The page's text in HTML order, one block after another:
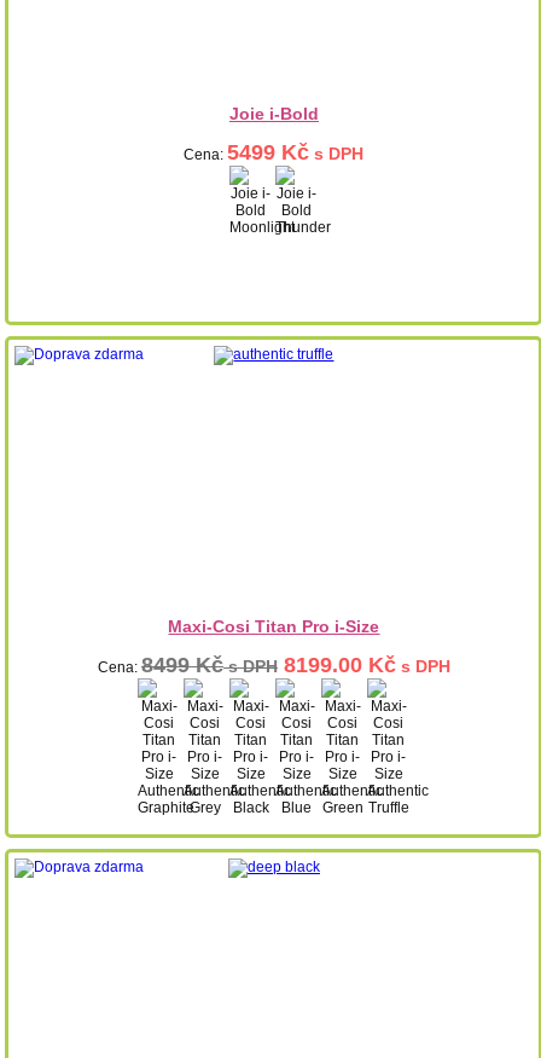
Joie i-Bold
Cena:5499 Kč s DPH
Maxi-Cosi Titan Pro i-Size
Cena: 8499 Kčs DPH 8199.00 Kčs DPH